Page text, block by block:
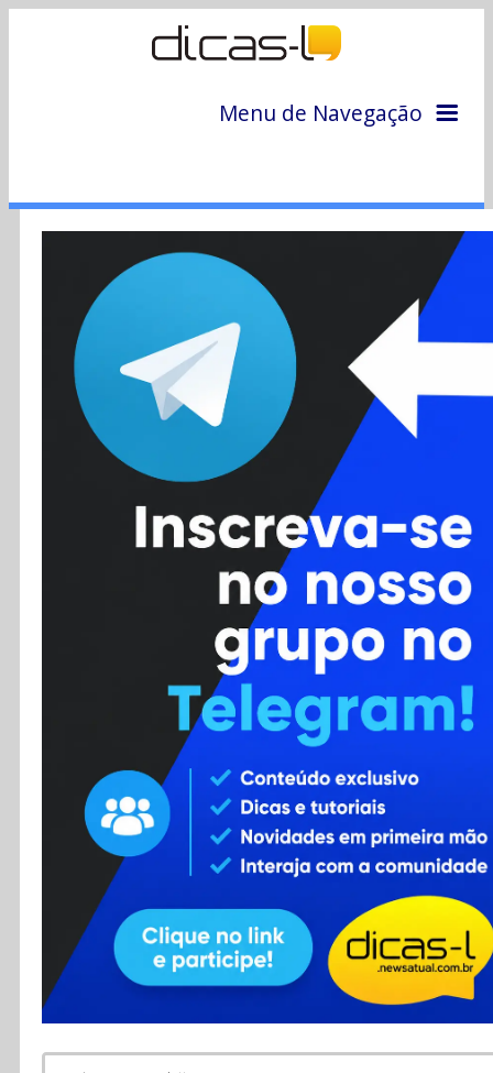
Menu de Navegação
Colunas
Colaboradores
Cursos
Enviar Dica
Contato
RSS